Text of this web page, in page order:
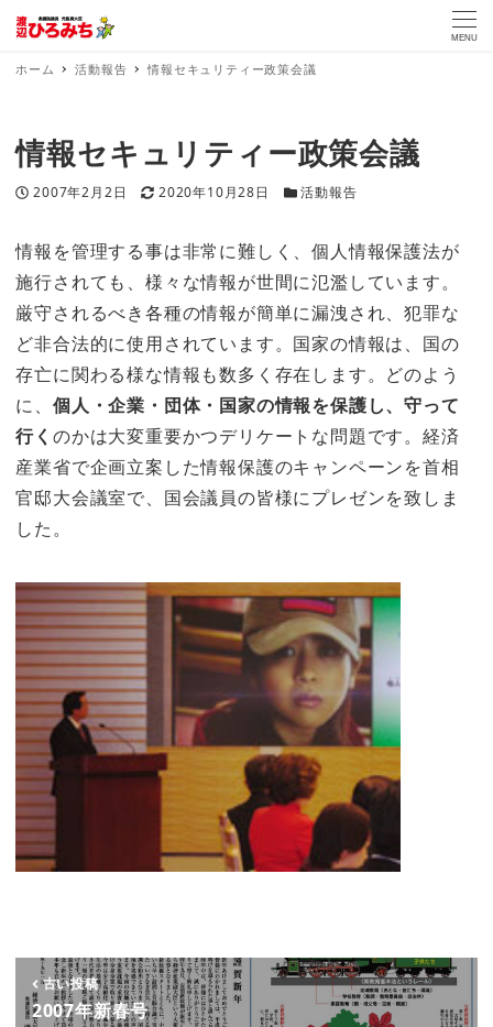
MENU
ホーム 活動報告 情報セキュリティー政策会議
情報セキュリティー政策会議
投稿日
2007年2月2日 更新日
2020年10月28日 カテゴリー
活動報告
情報を管理する事は非常に難しく、個人情報保護法が
施行されても、様々な情報が世間に氾濫しています。
厳守されるべき各種の情報が簡単に漏洩され、犯罪な
ど非合法的に使用されています。国家の情報は、国の
存亡に関わる様な情報も数多く存在します。どのよう
に、個人・企業・団体・国家の情報を保護し、守って
行くのかは大変重要かつデリケートな問題です。経済
産業省で企画立案した情報保護のキャンペーンを首相
官邸大会議室で、国会議員の皆様にプレゼンを致しま
した。
古い投稿
2007年新春号